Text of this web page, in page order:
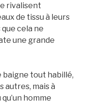
rivalisent
de tissu à leurs
cela ne
une grande
baigne tout habillé,
autres, mais à
homme